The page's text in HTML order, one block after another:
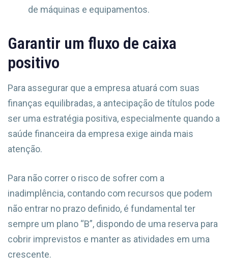
de máquinas e equipamentos.
Garantir um fluxo de caixa
positivo
Para assegurar que a empresa atuará com suas
finanças equilibradas, a antecipação de títulos pode
ser uma estratégia positiva, especialmente quando a
saúde financeira da empresa exige ainda mais
atenção.
Para não correr o risco de sofrer com a
inadimplência, contando com recursos que podem
não entrar no prazo definido, é fundamental ter
sempre um plano “B”, dispondo de uma reserva para
cobrir imprevistos e manter as atividades em uma
crescente.